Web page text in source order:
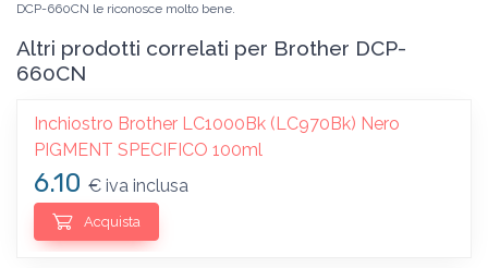
DCP-660CN le riconosce molto bene.
Altri prodotti correlati per Brother DCP-
660CN
Inchiostro Brother LC1000Bk (LC970Bk) Nero
PIGMENT SPECIFICO 100ml
6.10 € iva inclusa
Acquista